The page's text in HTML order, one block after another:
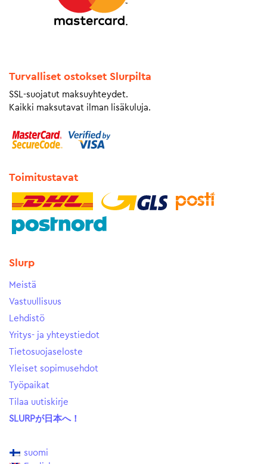
Turvalliset ostokset Slurpilta
SSL-suojatut maksuyhteydet.
Kaikki maksutavat ilman lisäkuluja.
Toimitustavat
Slurp
Meistä
Vastuullisuus
Lehdistö
Yritys- ja yhteystiedot
Tietosuojaseloste
Yleiset sopimusehdot
Työpaikat
Tilaa uutiskirje
SLURPが日本へ！
suomi